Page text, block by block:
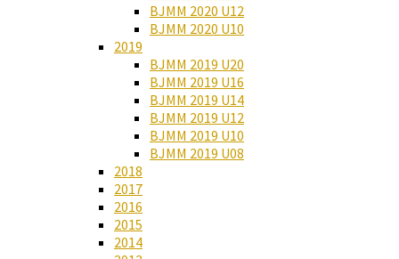
BJMM 2020 U12
BJMM 2020 U10
2019
BJMM 2019 U20
BJMM 2019 U16
BJMM 2019 U14
BJMM 2019 U12
BJMM 2019 U10
BJMM 2019 U08
2018
2017
2016
2015
2014